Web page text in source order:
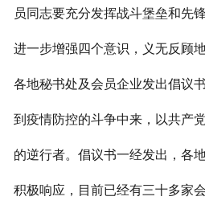
员同志要充分发挥战斗堡垒和先
进一步增强四个意识，义无反顾
各地秘书处及会员企业发出倡议
到疫情防控的斗争中来，以共产
的逆行者。倡议书一经发出，各
积极响应，目前已经有三十多家